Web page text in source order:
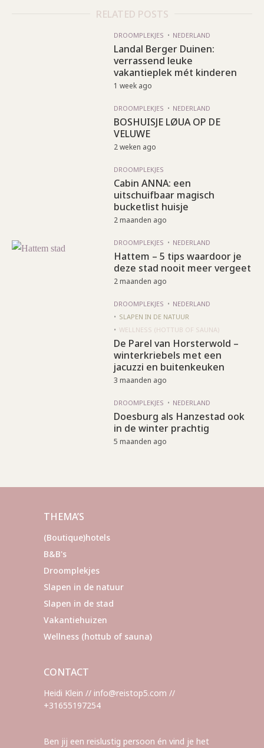
RELATED POSTS
DROOMPLEKJES NEDERLAND
Landal Berger Duinen:
verrassend leuke
vakantieplek mét kinderen
1 week ago
DROOMPLEKJES NEDERLAND
BOSHUISJE LØUA OP DE
VELUWE
2 weken ago
DROOMPLEKJES
Cabin ANNA: een
uitschuifbaar magisch
bucketlist huisje
2 maanden ago
DROOMPLEKJES NEDERLAND
Hattem – 5 tips waardoor je
deze stad nooit meer vergeet
2 maanden ago
DROOMPLEKJES
NEDERLAND
SLAPEN IN DE NATUUR
WELLNESS (HOTTUB OF SAUNA)
De Parel van Horsterwold –
winterkriebels met een
jacuzzi en buitenkeuken
3 maanden ago
DROOMPLEKJES NEDERLAND
Doesburg als Hanzestad ook
in de winter prachtig
5 maanden ago
THEMA’S
(Boutique)hotels
B&B's
Droomplekjes
Slapen in de natuur
Slapen in de stad
Vakantiehuizen
Wellness (hottub of sauna)
CONTACT
Heidi Klein // info@reistop5.com //
+31655197254
Ben jij een reislustig persoon én vind je het